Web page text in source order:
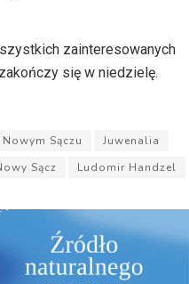
zainteresowanych
się w niedzielę.
Sączu
Juwenalia
Sącz Ludomir Handzel